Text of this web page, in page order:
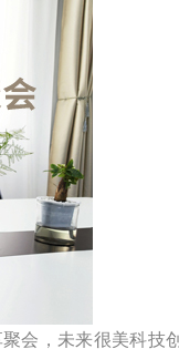
会，未来很美科技